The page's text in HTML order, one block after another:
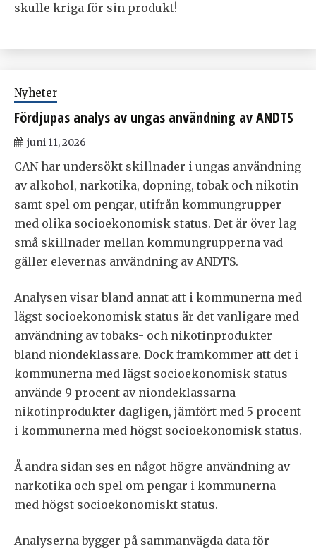
skulle kriga för sin produkt!
Nyheter
Fördjupas analys av ungas användning av ANDTS
juni 11, 2026
CAN har undersökt skillnader i ungas användning
av alkohol, narkotika, dopning, tobak och nikotin
samt spel om pengar, utifrån kommungrupper
med olika socioekonomisk status. Det är över lag
små skillnader mellan kommungrupperna vad
gäller elevernas användning av ANDTS.
Analysen visar bland annat att i kommunerna med
lägst socioekonomisk status är det vanligare med
användning av tobaks- och nikotinprodukter
bland niondeklassare. Dock framkommer att det i
kommunerna med lägst socioekonomisk status
använde 9 procent av niondeklassarna
nikotinprodukter dagligen, jämfört med 5 procent
i kommunerna med högst socioekonomisk status.
Å andra sidan ses en något högre användning av
narkotika och spel om pengar i kommunerna
med högst socioekonomiskt status.
Analyserna bygger på sammanvägda data för